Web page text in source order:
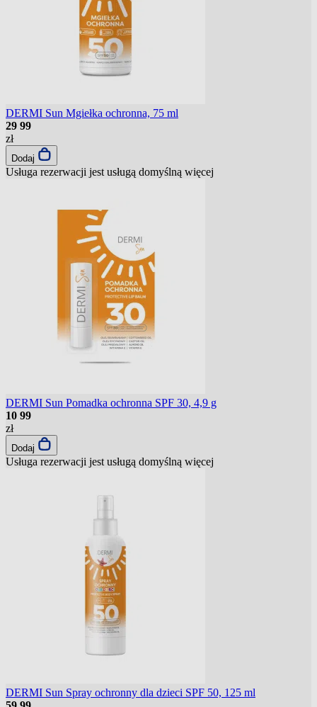
DERMI Sun Mgiełka ochronna, 75 ml
29 99
zł
Dodaj
Usługa rezerwacji jest usługą domyślną więcej
DERMI Sun Pomadka ochronna SPF 30, 4,9 g
10 99
zł
Dodaj
Usługa rezerwacji jest usługą domyślną więcej
DERMI Sun Spray ochronny dla dzieci SPF 50, 125 ml